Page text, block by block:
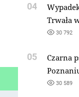
04
Trwała
30 792
05
Czarna
30 589